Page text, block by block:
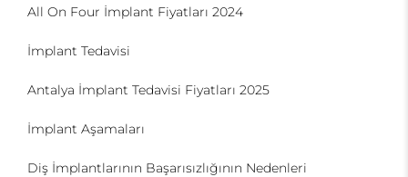
All On Four İmplant Fiyatları 2024
İmplant Tedavisi
Antalya İmplant Tedavisi Fiyatları 2025
İmplant Aşamaları
Diş İmplantlarının Başarısızlığının Nedenleri